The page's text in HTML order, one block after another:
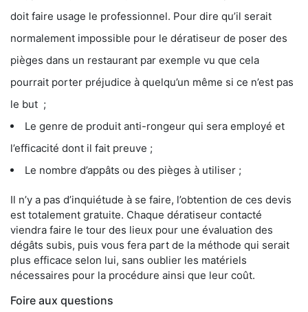
doit faire usage le professionnel. Pour dire qu’il serait
normalement impossible pour le dératiseur de poser des
pièges dans un restaurant par exemple vu que cela
pourrait porter préjudice à quelqu’un même si ce n’est pas
le but ;
Le genre de produit anti-rongeur qui sera employé et
l’efficacité dont il fait preuve ;
Le nombre d’appâts ou des pièges à utiliser ;
Il n’y a pas d’inquiétude à se faire, l’obtention de ces devis
est totalement gratuite. Chaque dératiseur contacté
viendra faire le tour des lieux pour une évaluation des
dégâts subis, puis vous fera part de la méthode qui serait
plus efficace selon lui, sans oublier les matériels
nécessaires pour la procédure ainsi que leur coût.
Foire aux questions